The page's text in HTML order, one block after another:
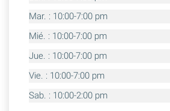
Mar. : 10:00-7:00 pm
Mié. : 10:00-7:00 pm
Jue. : 10:00-7:00 pm
Vie. : 10:00-7:00 pm
Sab. : 10:00-2:00 pm